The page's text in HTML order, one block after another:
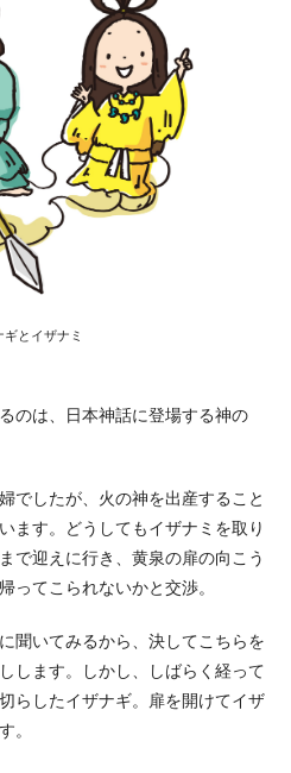
とイザナミ
のは、日本神話に登場する神の
でしたが、火の神を出産すること
ます。どうしてもイザナミを取り
で迎えに行き、黄泉の扉の向こう
ってこられないかと交渉。
聞いてみるから、決してこちらを
します。しかし、しばらく経って
らしたイザナギ。扉を開けてイザ
。